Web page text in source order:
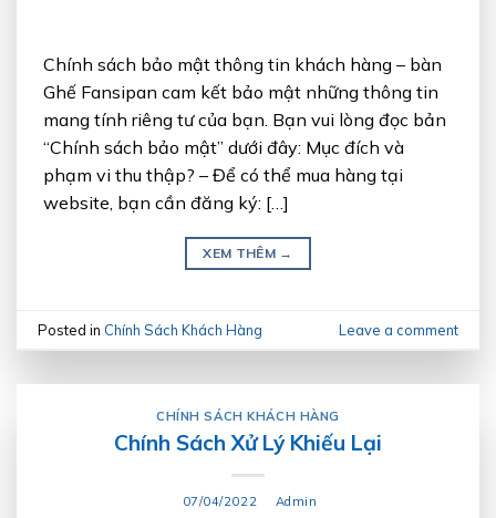
Chính sách bảo mật thông tin khách hàng – bàn
Ghế Fansipan cam kết bảo mật những thông tin
mang tính riêng tư của bạn. Bạn vui lòng đọc bản
“Chính sách bảo mật” dưới đây: Mục đích và
phạm vi thu thập? – Để có thể mua hàng tại
website, bạn cần đăng ký: […]
XEM THÊM →
Posted in Chính Sách Khách Hàng Leave a comment
CHÍNH SÁCH KHÁCH HÀNG
Chính Sách Xử Lý Khiếu Lại
07/04/2022 Admin